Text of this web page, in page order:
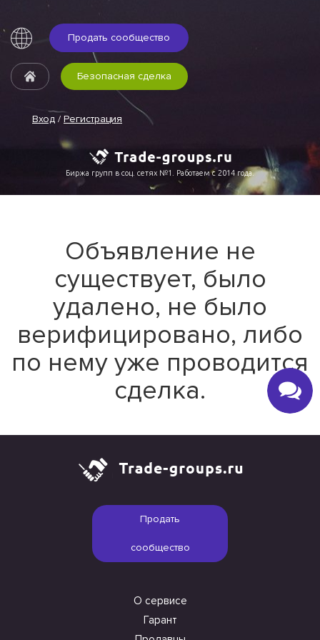
Продать сообщество
Вход / Регистрация
Безопасная сделка
Биржа групп в соц. сетях №1. Работаем с 2014 года.
Объявление не
существует, было
удалено, не было
верифицировано, либо
по нему уже проводится
сделка.
Продать
сообщество
О сервисе
Гарант